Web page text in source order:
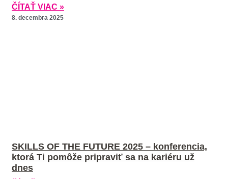
ČÍTAŤ VIAC »
8. decembra 2025
SKILLS OF THE FUTURE 2025 – konferencia,
ktorá Ti pomôže pripraviť sa na kariéru už
dnes